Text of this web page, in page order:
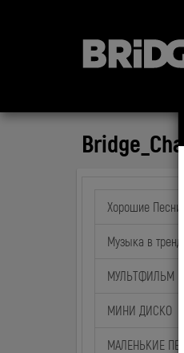
Хорошие Песни
Музыка в тренде
МУЛЬТФИЛЬМ
МИНИ ДИСКО
МАЛЕНЬКИЕ